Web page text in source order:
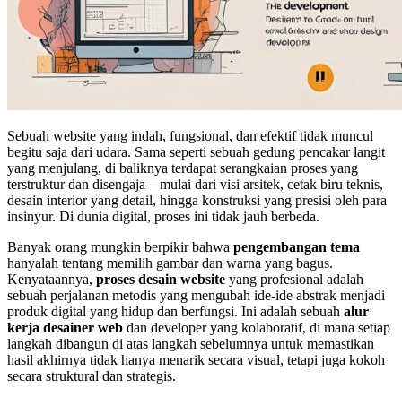
Sebuah website yang indah, fungsional, dan efektif tidak muncul
begitu saja dari udara. Sama seperti sebuah gedung pencakar langit
yang menjulang, di baliknya terdapat serangkaian proses yang
terstruktur dan disengaja—mulai dari visi arsitek, cetak biru teknis,
desain interior yang detail, hingga konstruksi yang presisi oleh para
insinyur. Di dunia digital, proses ini tidak jauh berbeda.
Banyak orang mungkin berpikir bahwa pengembangan tema
hanyalah tentang memilih gambar dan warna yang bagus.
Kenyataannya, proses desain website yang profesional adalah
sebuah perjalanan metodis yang mengubah ide-ide abstrak menjadi
produk digital yang hidup dan berfungsi. Ini adalah sebuah alur
kerja desainer web dan developer yang kolaboratif, di mana setiap
langkah dibangun di atas langkah sebelumnya untuk memastikan
hasil akhirnya tidak hanya menarik secara visual, tetapi juga kokoh
secara struktural dan strategis.